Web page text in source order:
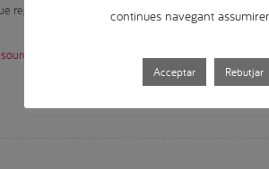
regula l’especialitat)
convocatorias-de-subvenciones/
continues navegant
Acceptar Rebutjar